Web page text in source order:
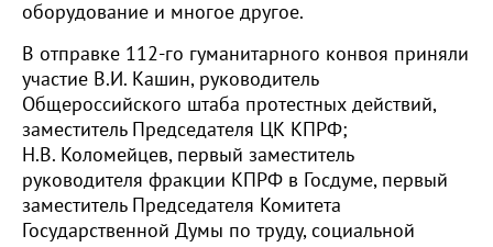
оборудование и многое другое.
В отправке 112-го гуманитарного конвоя приняли
участие В.И. Кашин, руководитель
Общероссийского штаба протестных действий,
заместитель Председателя ЦК КПРФ;
Н.В. Коломейцев, первый заместитель
руководителя фракции КПРФ в Госдуме, первый
заместитель Председателя Комитета
Государственной Думы по труду, социальной